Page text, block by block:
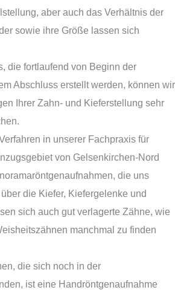
aber auch das Verhältnis der
sowie ihre Größe lassen sich
die fortlaufend von Beginn der
Abschluss erstellt werden, können wir
Ihrer Zahn- und Kieferstellung sehr
in unserer Fachpraxis für
von Gelsenkirchen-Nord
die uns
die Kiefer, Kiefergelenke und
sich auch gut verlagerte Zähne, wie
manchmal zu finden
die sich noch in der
ist eine Handröntgenaufnahme